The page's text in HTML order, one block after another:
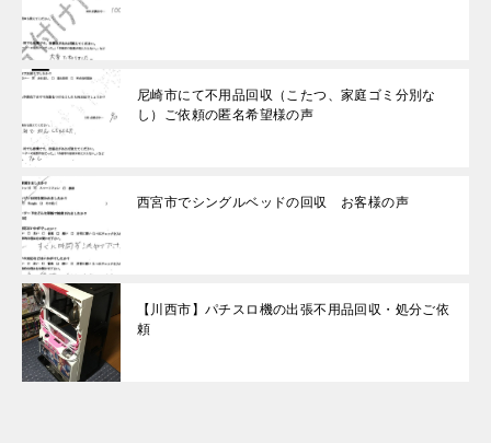
尼崎市にて不用品回収（こたつ、家庭ゴミ分別な
し）ご依頼の匿名希望様の声
西宮市でシングルベッドの回収 お客様の声
【川西市】パチスロ機の出張不用品回収・処分ご依
頼